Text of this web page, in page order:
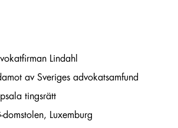
Lindahl
av Sveriges advokatsamfund
tingsrätt
domstolen, Luxemburg